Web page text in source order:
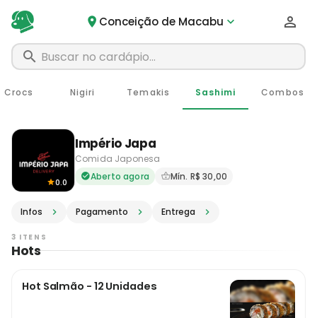
Conceição de Macabu
0.0
Império Japa
Comida Japonesa
Delivery em Conceição de
Aberto agora Mín. R$ 30,00
Infos Pagamento Entrega
Crocs Nigiri Temakis Sashimi Combos
3 ITENS
Hots
Hot Salmão - 12 Unidades